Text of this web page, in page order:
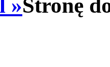
»Stronę